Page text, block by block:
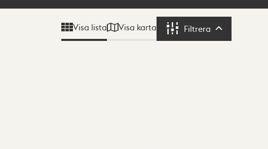
Visa lista Visa karta Filtrera Filtrera